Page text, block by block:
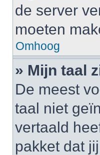
de server
moeten
Omhoog
» Mijn taal
De meest
taal niet
vertaald
pakket dat